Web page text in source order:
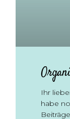
Ihr
habe